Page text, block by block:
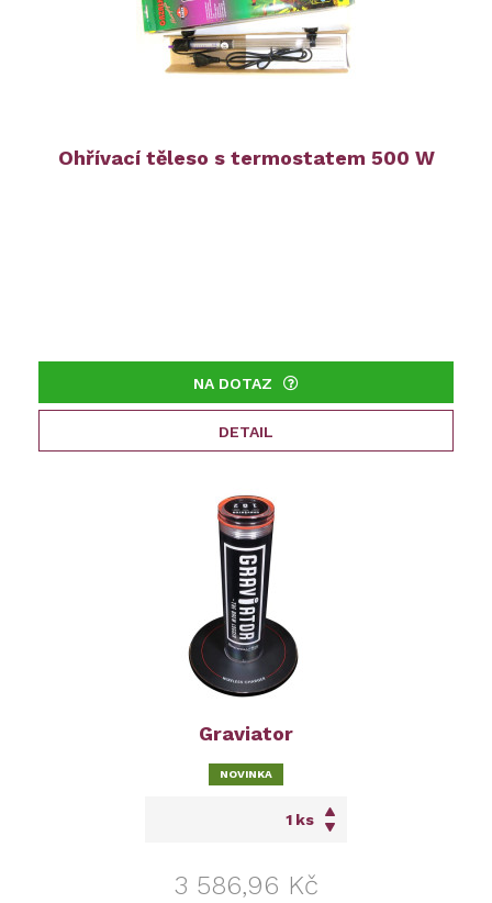
Ohřívací těleso s termostatem 500 W
NA DOTAZ
DETAIL
Graviator
ks
3 586,96 Kč
NOVINKA